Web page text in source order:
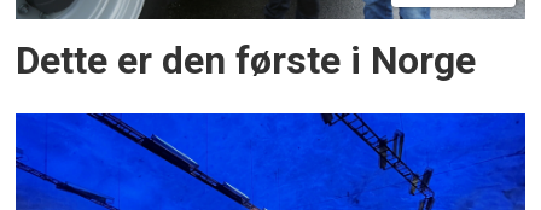
Dette er den første i Norge